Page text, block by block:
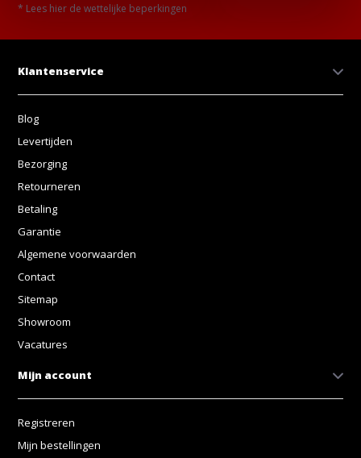
* Lees hier de wettelijke beperkingen
Klantenservice
Blog
Levertijden
Bezorging
Retourneren
Betaling
Garantie
Algemene voorwaarden
Contact
Sitemap
Showroom
Vacatures
Mijn account
Registreren
Mijn bestellingen